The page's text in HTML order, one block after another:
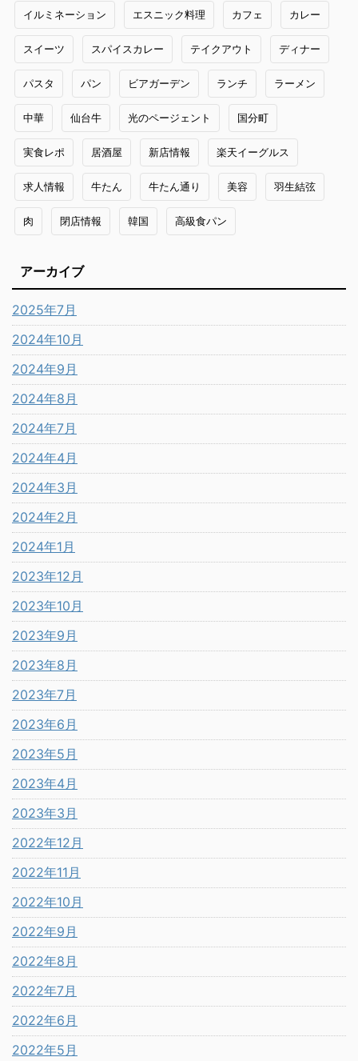
イルミネーション エスニック料理 カフェ カレー
スイーツ スパイスカレー テイクアウト ディナー
パスタ パン ビアガーデン ランチ ラーメン
中華 仙台牛 光のページェント 国分町
実食レポ 居酒屋 新店情報 楽天イーグルス
求人情報 牛たん 牛たん通り 美容 羽生結弦
肉 閉店情報 韓国 高級食パン
アーカイブ
2025年7月
2024年10月
2024年9月
2024年8月
2024年7月
2024年4月
2024年3月
2024年2月
2024年1月
2023年12月
2023年10月
2023年9月
2023年8月
2023年7月
2023年6月
2023年5月
2023年4月
2023年3月
2022年12月
2022年11月
2022年10月
2022年9月
2022年8月
2022年7月
2022年6月
2022年5月